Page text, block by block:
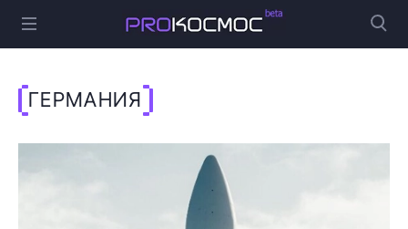
ГЕРМАНИЯ